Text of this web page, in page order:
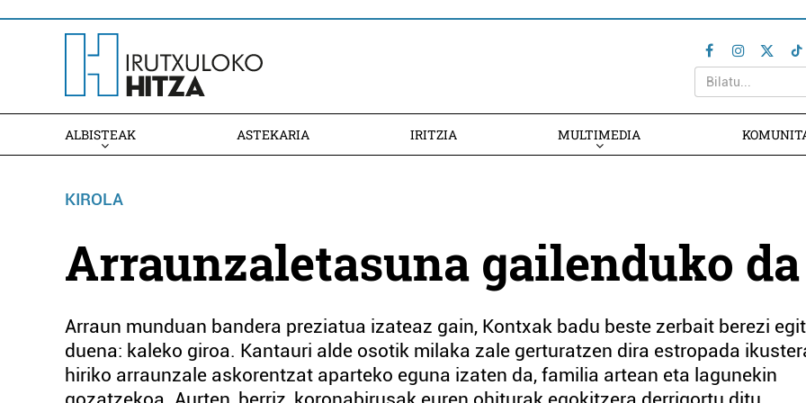
ALBISTEAK ASTEKARIA IRITZIA MULTIMEDIA
KIROLA
Arraunzaletasuna gailenduko da
Arraun munduan bandera preziatua izateaz gain, Kontxak badu beste zerbait berezi
duena: kaleko giroa. Kantauri alde osotik milaka zale gerturatzen dira estropada
hiriko arraunzale askorentzat aparteko eguna izaten da, familia artean eta lagunekin